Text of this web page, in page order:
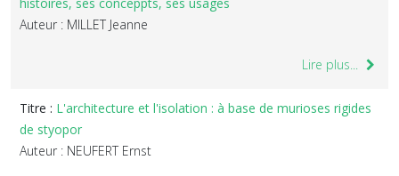
Auteur : MILLET Jeanne
Lire plus...
Titre : L'architecture et l'isolation : à base de murioses rigides
de styopor
Auteur : NEUFERT Ernst